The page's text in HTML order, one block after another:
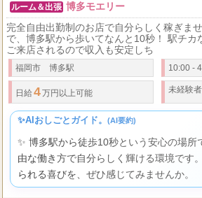
ルーム＆出張 博多モエリー
完全自由出勤制のお店で自分らしく稼ぎま
で、博多駅から歩いてなんと10秒！ 駅チカ
ご来店されるので収入も安定しち
福岡市 博多駅 10:00 -
日給 4万円以上可能 未経験
✨AIおしごとガイド。 (AI要約)
✨ 博多駅から徒歩10秒という安心の場所
由な働き方で自分らしく輝ける環境です
られる喜びを、ぜひ感じてみませんか。